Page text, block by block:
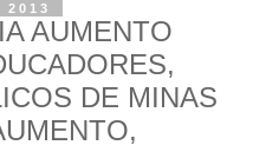
AUMENTO
DE MINAS